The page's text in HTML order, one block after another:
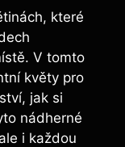
které
V tomto⁢
květy pro
jak si
nádherné
i každou